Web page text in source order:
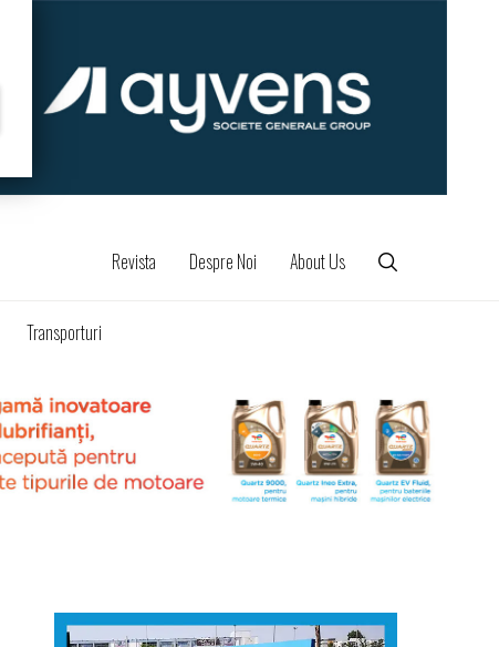
Revista Despre Noi About Us
Transporturi